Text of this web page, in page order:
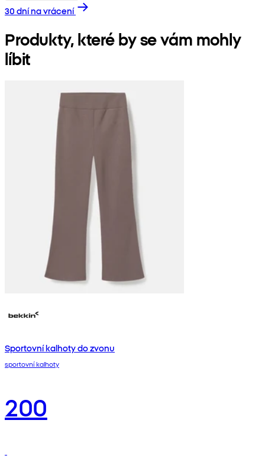
30 dní na vrácení
Produkty, které by se vám mohly
líbit
Sportovní kalhoty do zvonu
sportovní kalhoty
200